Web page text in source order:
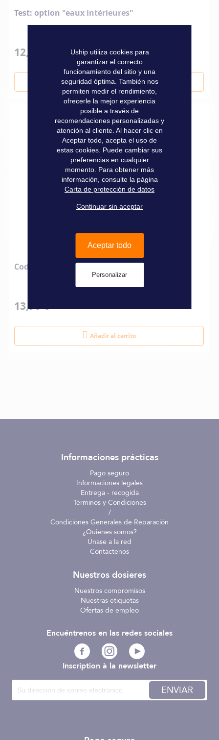
Test: option "eaux intérieures"
12,90 €
Añadir al carrito
Code: option "eaux intérieures"
13,90 €
Añadir al carrito
Informaciones prácticas
Pago seguro
Informaciones legales
Entrega - recogida
Términos y Condiciones
/
Condiciones Generales de Reparación
¿Quienes somos?
Únase a la red
Contáctenos
Nuestros dosieres
Nuestros compromisos
Nuestras etiquetas
Ofertas de empleo
Inscription à la newsletter
ENVIAR
Encuéntrenos en las redes sociales
Uship utiliza cookies para
garantizar el correcto
funcionamiento del sitio y una
seguridad óptima. También nos
permiten medir el rendimiento,
ofrecerle la mejor experiencia
posible a través de
recomendaciones personalizadas y
atención al cliente. Al hacer clic en
Aceptar todo, acepta el uso de
estas cookies. Puede cambiar sus
preferencias en cualquier
momento. Para obtener más
información, consulte la página
Carta de protección de datos
Continuar sin aceptar
Aceptar todo
Personalizar